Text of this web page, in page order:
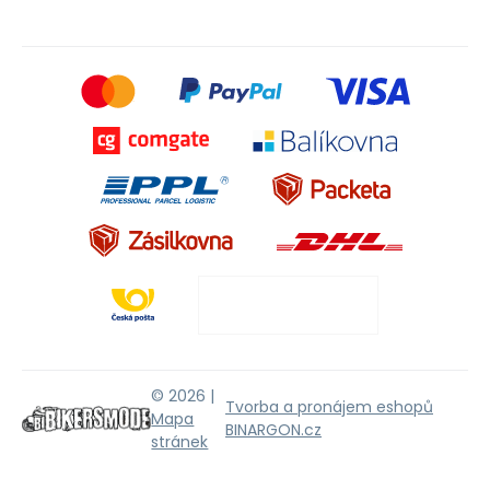
© 2026 |
Mapa
stránek
Tvorba a pronájem eshopů
BINARGON.cz